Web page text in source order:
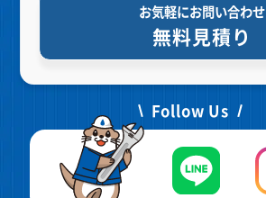
お気軽にお問い合わせ
無料見積り
Follow Us